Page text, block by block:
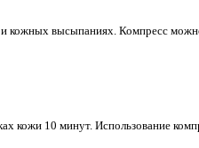
кожных высыпаниях. Компресс
кожи 10 минут. Использование